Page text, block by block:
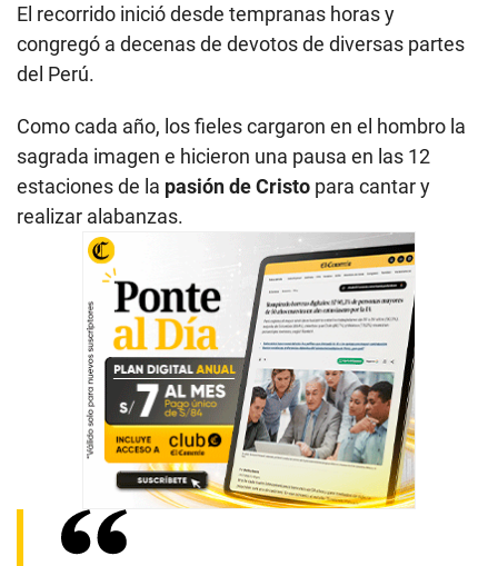
El recorrido inició desde tempranas horas y
congregó a decenas de devotos de diversas partes
del Perú.
Como cada año, los fieles cargaron en el hombro la
sagrada imagen e hicieron una pausa en las 12
estaciones de la pasión de Cristo para cantar y
realizar alabanzas.